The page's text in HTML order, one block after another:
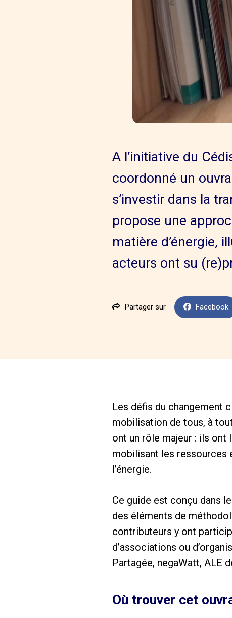
A l’initiative du
coordonné un
s’investir dans la
propose une
matière d’énergie,
acteurs ont su
Partager sur Facebook
Les défis du changement
mobilisation de tous, à
ont un rôle majeur : ils
mobilisant les ressources
l’énergie.
Ce guide est conçu dans
des éléments de
contributeurs y ont
d’associations ou
Partagée, negaWatt, ALE
Où trouver cet